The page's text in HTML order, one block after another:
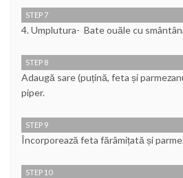
STEP 7
4. Umplutura- Bate ouăle cu
STEP 8
Adaugă sare (puțină, feta și
piper.
STEP 9
Încorporează feta fărâmițată și
STEP 10